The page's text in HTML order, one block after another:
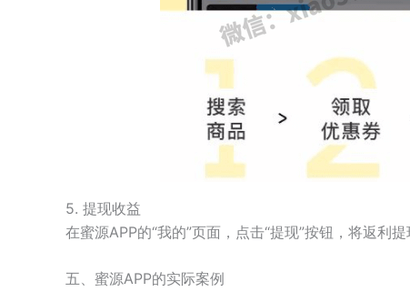
5. 提现收益
在蜜源APP的“我的”页面，点击“提现”按钮，将返利提
五、蜜源APP的实际案例